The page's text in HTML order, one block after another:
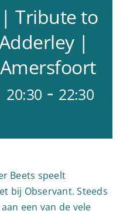
Tribute to
|
20:30 - 22:30
Beets speelt
bij Observant. Steeds
een van de vele